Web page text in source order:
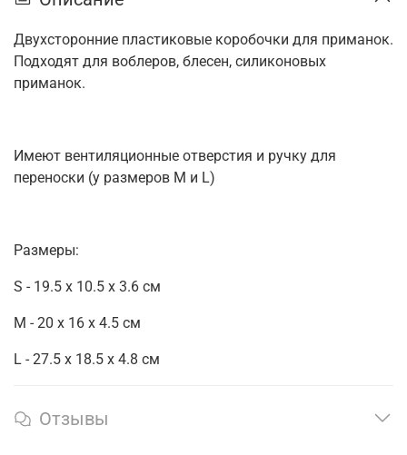
Двухсторонние пластиковые коробочки для приманок.
Подходят для воблеров, блесен, силиконовых
приманок.
Имеют вентиляционные отверстия и ручку для
переноски (у размеров M и L)
Размеры:
S - 19.5 х 10.5 х 3.6 см
M - 20 х 16 х 4.5 см
L - 27.5 х 18.5 х 4.8 см
Отзывы